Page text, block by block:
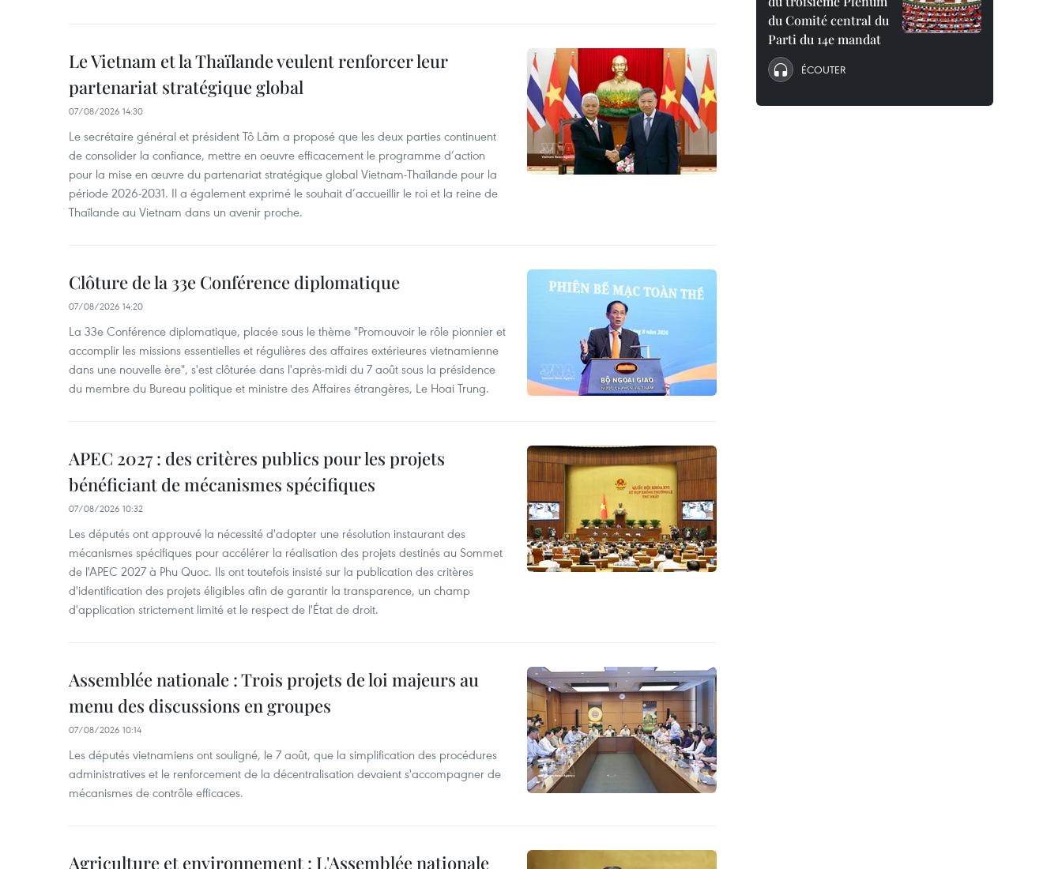
Le Vietnam et la Thaïlande veulent renforcer leur
partenariat stratégique global
07/08/2026 14:30
Le secrétaire général et président Tô Lâm a proposé que les deux parties continuent
de consolider la confiance, mettre en oeuvre efficacement le programme d’action
pour la mise en œuvre du partenariat stratégique global Vietnam-Thaïlande pour la
période 2026-2031. Il a également exprimé le souhait d’accueillir le roi et la reine de
Thaïlande au Vietnam dans un avenir proche.
Clôture de la 33e Conférence diplomatique
07/08/2026 14:20
La 33e Conférence diplomatique, placée sous le thème "Promouvoir le rôle pionnier et
accomplir les missions essentielles et régulières des affaires extérieures vietnamienne
dans une nouvelle ère", s'est clôturée dans l'après-midi du 7 août sous la présidence
du membre du Bureau politique et ministre des Affaires étrangères, Le Hoai Trung.
APEC 2027 : des critères publics pour les projets
bénéficiant de mécanismes spécifiques
07/08/2026 10:32
Les députés ont approuvé la nécessité d'adopter une résolution instaurant des
mécanismes spécifiques pour accélérer la réalisation des projets destinés au Sommet
de l'APEC 2027 à Phu Quoc. Ils ont toutefois insisté sur la publication des critères
d'identification des projets éligibles afin de garantir la transparence, un champ
d'application strictement limité et le respect de l'État de droit.
Assemblée nationale : Trois projets de loi majeurs au
menu des discussions en groupes
07/08/2026 10:14
Les députés vietnamiens ont souligné, le 7 août, que la simplification des procédures
administratives et le renforcement de la décentralisation devaient s'accompagner de
mécanismes de contrôle efficaces.
Agriculture et environnement : L'Assemblée nationale
du Comité central du
Parti du 14e mandat
ÉCOUTER